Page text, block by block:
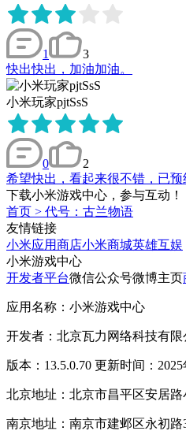
1
3
快出快出，加油加油。
小米玩家pjtSsS
0
2
希望快出，看起来很不错，已预
下载小米游戏中心，参与互动！
首页 > 代号：古兰物语
友情链接
小米应用商店小米商城英雄互娱
小米游戏中心
开发者平台微信公众号微博主页
应用名称：小米游戏中心
开发者：北京瓦力网络科技有限
版本：13.5.0.70 更新时间：2025
北京地址：北京市昌平区安居路
南京地址：南京市建邺区永初路